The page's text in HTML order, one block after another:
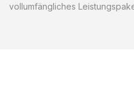
vollumfängliches